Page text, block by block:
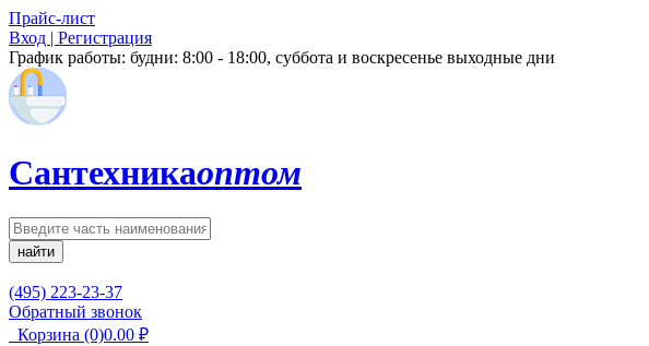
Прайс-лист
Вход | Регистрация
График работы: будни: 8:00 - 18:00, суббота и воскресенье выходные дни
Сантехникаоптом
найти
(495) 223-23-37
Обратный звонок
Корзина (0)0.00 ₽